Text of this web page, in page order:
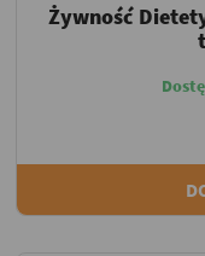
Żywność